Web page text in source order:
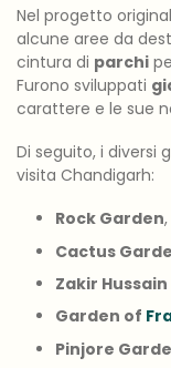
Nel progetto
alcune aree da
cintura di parchi
Furono sviluppati
carattere e le sue
Di seguito, i diversi
visita Chandigarh:
Rock Garden,
Cactus
Zakir
Garden of
Pinjore